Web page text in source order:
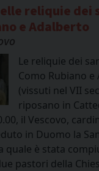
reliquie dei
e Adalberto
Le reliquie dei
Como Rubiano e
(vissuti nel VII
riposano in
il Vescovo,
in Duomo la
quale è stata
pastori della